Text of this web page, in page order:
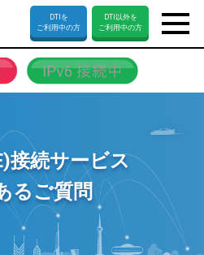
DTI を
ご利用中の方
DTI以外を
ご利用中の方
接続サービス
るご質問